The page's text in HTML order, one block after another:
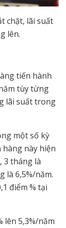
chặt, lãi suất
lên.
tiến hành
tùy từng
lãi suất trong
một số kỳ
hàng này hiện
3 tháng là
là 6,5%/năm.
điểm % tại
lên 5,3%/năm